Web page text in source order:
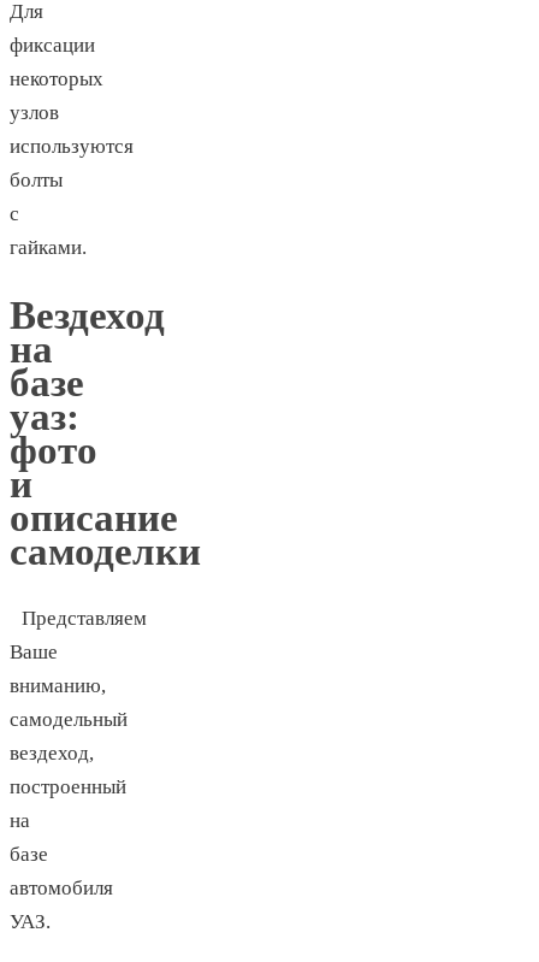
Для
фиксации
некоторых
узлов
используются
болты
с
гайками.
Вездеход
на
базе
уаз:
фото
и
описание
самоделки
Представляем
Ваше
вниманию,
самодельный
вездеход,
построенный
на
базе
автомобиля
УАЗ.